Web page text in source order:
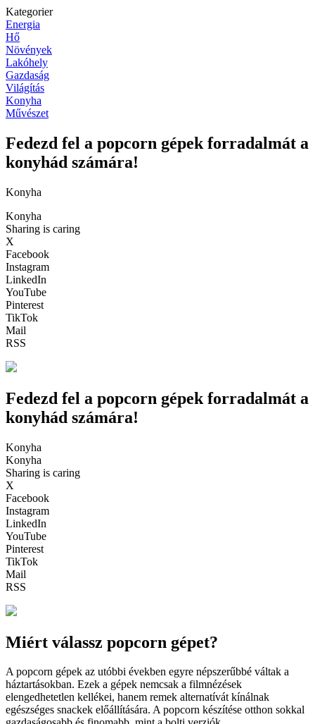
Kategorier
Energia
Hő
Növények
Lakóhely
Gazdaság
Világítás
Konyha
Művészet
Fedezd fel a popcorn gépek forradalmát a
konyhád számára!
Konyha
Konyha
Sharing is caring
X
Facebook
Instagram
LinkedIn
YouTube
Pinterest
TikTok
Mail
RSS
Fedezd fel a popcorn gépek forradalmát a
konyhád számára!
Konyha
Konyha
Sharing is caring
X
Facebook
Instagram
LinkedIn
YouTube
Pinterest
TikTok
Mail
RSS
Miért válassz popcorn gépet?
A popcorn gépek az utóbbi években egyre népszerűbbé váltak a
háztartásokban. Ezek a gépek nemcsak a filmnézések
elengedhetetlen kellékei, hanem remek alternatívát kínálnak
egészséges snackek előállítására. A popcorn készítése otthon sokkal